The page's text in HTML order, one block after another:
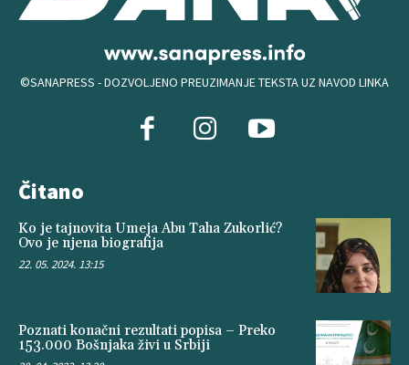
©SANAPRESS - DOZVOLJENO PREUZIMANJE TEKSTA UZ NAVOD LINKA
Čitano
Ko je tajnovita Umeja Abu Taha Zukorlić?
Ovo je njena biografija
22. 05. 2024. 13:15
Poznati konačni rezultati popisa – Preko
153.000 Bošnjaka živi u Srbiji